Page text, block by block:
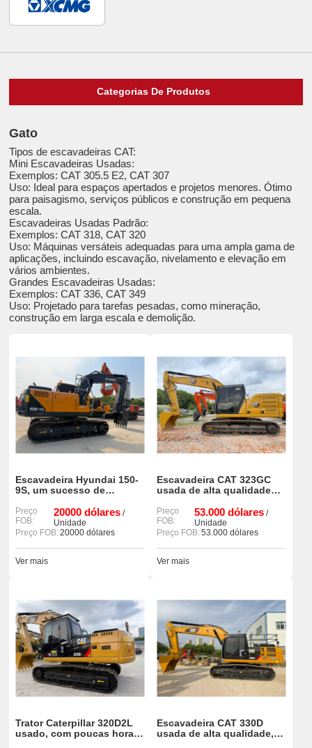
Categorias De Produtos
Gato
Tipos de escavadeiras CAT:
Mini Escavadeiras Usadas:
Exemplos: CAT 305.5 E2, CAT 307
Uso: Ideal para espaços apertados e projetos menores. Ótimo
para paisagismo, serviços públicos e construção em pequena
escala.
Escavadeiras Usadas Padrão:
Exemplos: CAT 318, CAT 320
Uso: Máquinas versáteis adequadas para uma ampla gama de
aplicações, incluindo escavação, nivelamento e elevação em
vários ambientes.
Grandes Escavadeiras Usadas:
Exemplos: CAT 336, CAT 349
Uso: Projetado para tarefas pesadas, como mineração,
construção em larga escala e demolição.
Escavadeira Hyundai 150-
9S, um sucesso de
de uso e em excelente
estado.
Preço
FOB:
20000 dólares /
Unidade
Preço FOB:20000 dólares
Ver mais
Escavadeira CAT 323GC
usada de alta qualidade
estado à venda.
Preço
FOB:
53.000 dólares /
Unidade
Preço FOB:53.000 dólares
Ver mais
Trator Caterpillar 320D2L
usado, com poucas horas
Escavadeira CAT 330D
usada de alta qualidade,